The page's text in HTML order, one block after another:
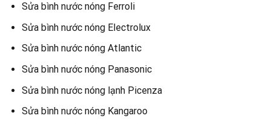
Sửa bình nước nóng Ferroli
Sửa bình nước nóng Electrolux
Sửa bình nước nóng Atlantic
Sửa bình nước nóng Panasonic
Sửa bình nước nóng lạnh Picenza
Sửa bình nước nóng Kangaroo